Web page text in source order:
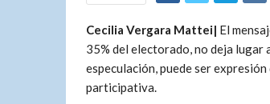
Cecilia Vergara Mattei| El
35% del electorado, no deja lugar
especulación, puede ser
participativa.